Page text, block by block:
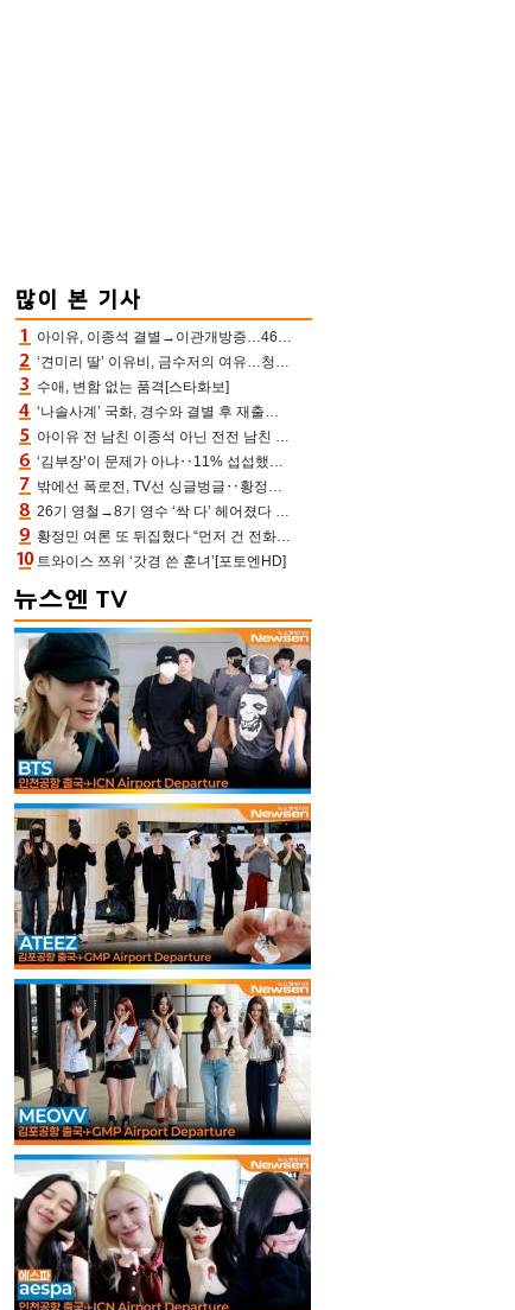
아이유, 이종석 결별→이관개방증…46장 꽉 채운 유애나 ♥ “열심히 사는 중”
‘견미리 딸’ 이유비, 금수저의 여유…청순 미모에 반전 슬림 라인
수애, 변함 없는 품격[스타화보]
‘나솔사계’ 국화, 경수와 결별 후 재출연…첫인상 3표 몰표
아이유 전 남친 이종석 아닌 전전 남친 장기하 소환 ‘별일 없이 산다’ 선곡…46장에 꾹 눌러 담은 근황
‘김부장’이 문제가 아냐‥11% 섭섭했던 ‘재벌X형사2’ 돈·빽 총동원해 컴백 [TV보고서]
밖에선 폭로전, TV선 싱글벙글‥황정민 ‘틈만 나면’ 출연, 피로감은 시청자 몫
26기 영철→8기 영수 ‘싹 다’ 헤어졌다 ‘나솔사계’ 충격의 현커 0쌍 (촌장TV)
황정민 여론 또 뒤집혔다 “먼저 건 전화 62통, 그만 연락해” vs 女팬 “녹취 다 올려” 진흙탕 싸움
트와이스 쯔위 ‘갓경 쓴 훈녀’[포토엔HD]